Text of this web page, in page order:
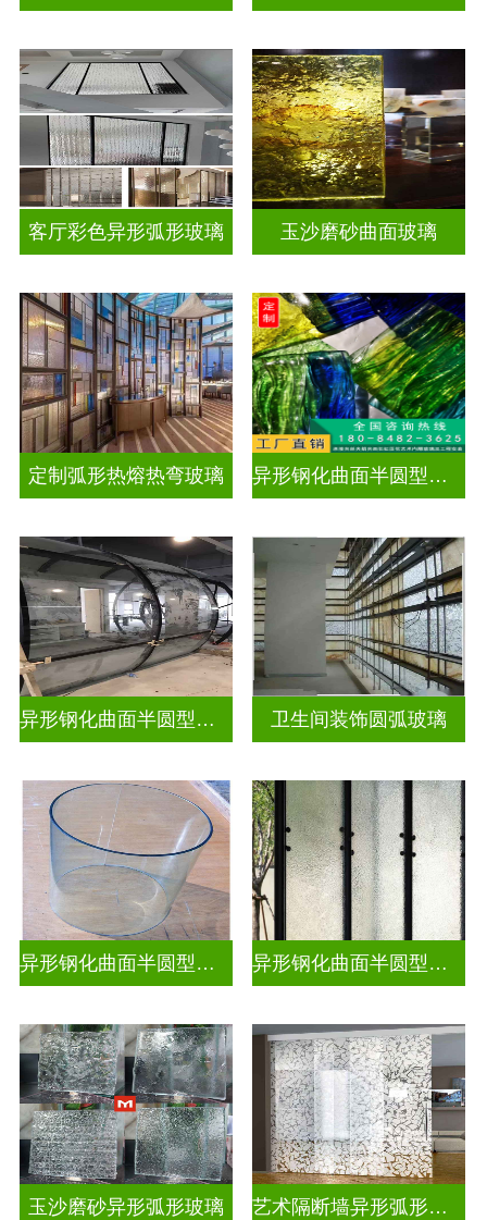
客厅彩色异形弧形玻璃 玉沙磨砂曲面玻璃
定制弧形热熔热弯玻璃 异形钢化曲面半圆型曲面玻璃
异形钢化曲面半圆型曲面玻璃 卫生间装饰圆弧玻璃
异形钢化曲面半圆型热弯玻璃 异形钢化曲面半圆型曲面玻璃
玉沙磨砂异形弧形玻璃 艺术隔断墙异形弧形玻璃